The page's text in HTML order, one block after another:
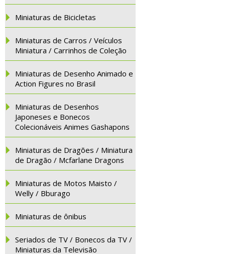
Miniaturas de Bicicletas
Miniaturas de Carros / Veículos
Miniatura / Carrinhos de Coleção
Miniaturas de Desenho Animado e
Action Figures no Brasil
Miniaturas de Desenhos
Japoneses e Bonecos
Colecionáveis Animes Gashapons
Miniaturas de Dragões / Miniatura
de Dragão / Mcfarlane Dragons
Miniaturas de Motos Maisto /
Welly / Bburago
Miniaturas de ônibus
Seriados de TV / Bonecos da TV /
Miniaturas da Televisão